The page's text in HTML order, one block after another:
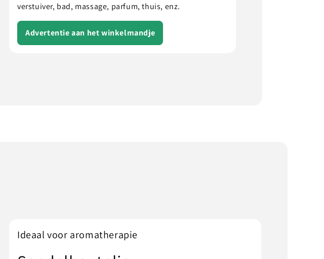
verstuiver, bad, massage, parfum, thuis, enz.
Advertentie aan het winkelmandje
Ideaal voor aromatherapie